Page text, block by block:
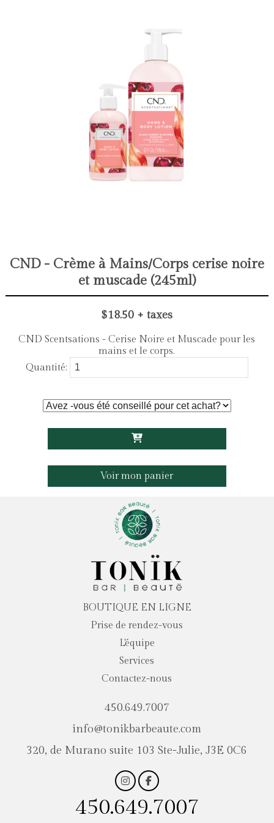
CND - Crème à Mains/Corps cerise noire
et muscade (245ml)
$18.50 + taxes
CND Scentsations - Cerise Noire et Muscade pour les
mains et le corps.
Quantité:
Voir mon panier
BOUTIQUE EN LIGNE
Prise de rendez-vous
L'équipe
Services
Contactez-nous
450.649.7007
info@tonikbarbeaute.com
320, de Murano suite 103 Ste-Julie, J3E 0C6
450.649.7007